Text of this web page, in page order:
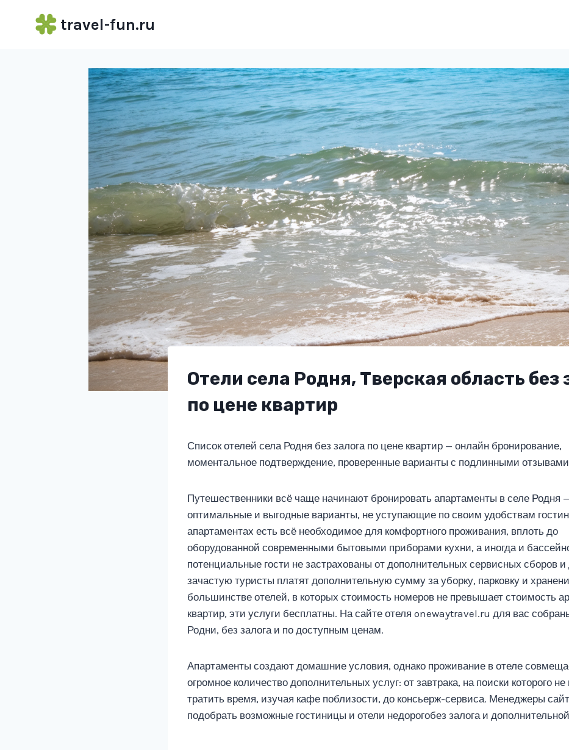
travel-fun.ru
Отели села Родня, Тверская область без
по цене квартир
Список отелей села Родня без залога по цене квартир — онлайн бронирование,
моментальное подтверждение, проверенные варианты с подлинными
Путешественники всё чаще начинают бронировать апартаменты в селе Родня —
оптимальные и выгодные варианты, не уступающие по своим удобствам
апартаментах есть всё необходимое для комфортного проживания, вплоть до
оборудованной современными бытовыми приборами кухни, а иногда и
потенциальные гости не застрахованы от дополнительных сервисных сборов и
зачастую туристы платят дополнительную сумму за уборку, парковку и
большинстве отелей, в которых стоимость номеров не превышает стоимость
квартир, эти услуги бесплатны. На сайте отеля onewaytravel.ru для вас
Родни, без залога и по доступным ценам.
Апартаменты создают домашние условия, однако проживание в отеле
огромное количество дополнительных услуг: от завтрака, на поиски которого
тратить время, изучая кафе поблизости, до консьерж-сервиса. Менеджеры
подобрать возможные гостиницы и отели недорогобез залога и